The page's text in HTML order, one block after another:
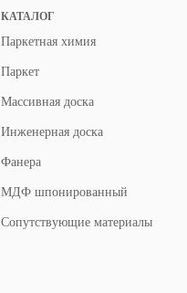
КАТАЛОГ
Паркетная химия
Паркет
Массивная доска
Инженерная доска
Фанера
МДФ шпонированный
Сопутствующие материалы